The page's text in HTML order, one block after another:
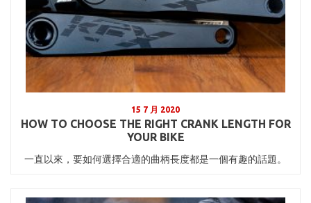
15 7 月 2020
HOW TO CHOOSE THE RIGHT CRANK LENGTH FOR
YOUR BIKE
一直以來，要如何選擇合適的曲柄長度都是一個有趣的話題。